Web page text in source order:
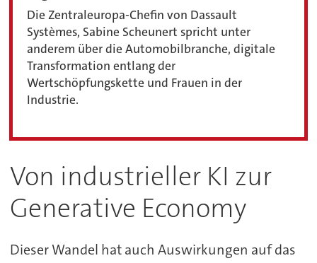
Die Zentraleuropa-Chefin von Dassault
Systèmes, Sabine Scheunert spricht unter
anderem über die Automobilbranche, digitale
Transformation entlang der
Wertschöpfungskette und Frauen in der
Industrie.
Von industrieller KI zur
Generative Economy
Dieser Wandel hat auch Auswirkungen auf das